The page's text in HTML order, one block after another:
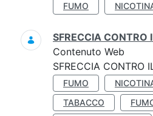
FUMO
SFRECCIA CONTRO
Contenuto Web
SFRECCIA CONTRO
FUMO
TABACCO